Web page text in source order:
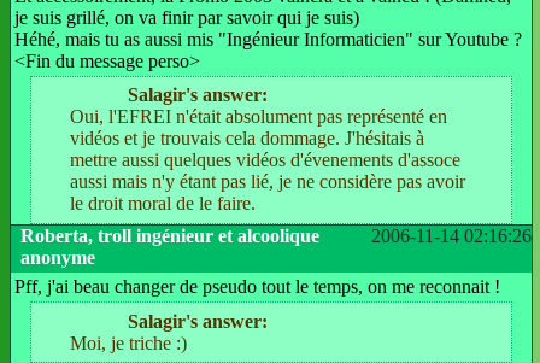
je suis grillé, on va finir par savoir qui je suis)
Héhé, mais tu as aussi mis "Ingénieur Informaticien" sur Youtube ?
<Fin du message perso>
Salagir's answer:
Oui, l'EFREI n'était absolument pas représenté en
vidéos et je trouvais cela dommage. J'hésitais à
mettre aussi quelques vidéos d'évenements d'assoce
aussi mais n'y étant pas lié, je ne considère pas avoir
le droit moral de le faire.
2006-11-14 02:16:26
Roberta, troll ingénieur et alcoolique
anonyme
Pff, j'ai beau changer de pseudo tout le temps, on me reconnait !
Salagir's answer:
Moi, je triche :)